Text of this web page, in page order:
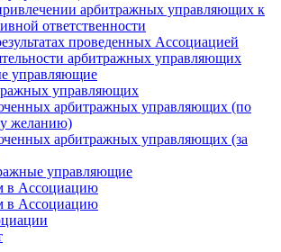
арбитражных управляющих к
ответственности
проведенных Ассоциацией
арбитражных управляющих
управляющие
управляющих
арбитражных управляющих (по
желанию)
арбитражных управляющих (за
управляющие
в Ассоциацию
в Ассоциацию